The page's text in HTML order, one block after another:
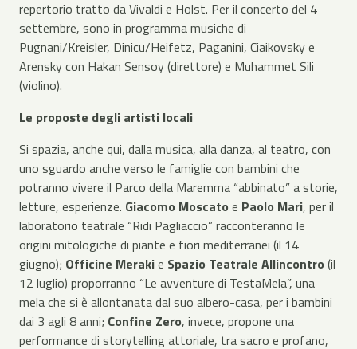
repertorio tratto da Vivaldi e Holst. Per il concerto del 4
settembre, sono in programma musiche di
Pugnani/Kreisler, Dinicu/Heifetz, Paganini, Ciaikovsky e
Arensky con Hakan Sensoy (direttore) e Muhammet Sili
(violino).
Le proposte degli artisti locali
Si spazia, anche qui, dalla musica, alla danza, al teatro, con
uno sguardo anche verso le famiglie con bambini che
potranno vivere il Parco della Maremma “abbinato” a storie,
letture, esperienze. Giacomo Moscato e Paolo Mari, per il
laboratorio teatrale “Ridi Pagliaccio” racconteranno le
origini mitologiche di piante e fiori mediterranei (il 14
giugno); Officine Merakie Spazio Teatrale Allincontro (il
12 luglio) proporranno “Le avventure di TestaMela”, una
mela che si è allontanata dal suo albero-casa, per i bambini
dai 3 agli 8 anni; Confine Zero, invece, propone una
performance di storytelling attoriale, tra sacro e profano,